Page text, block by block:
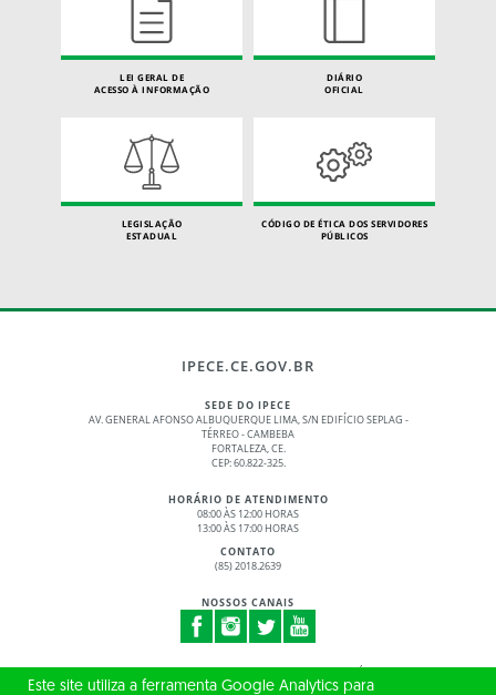
LEI GERAL DE
ACESSO À INFORMAÇÃO
DIÁRIO
OFICIAL
LEGISLAÇÃO
ESTADUAL
CÓDIGO DE ÉTICA DOS SERVIDORES
PÚBLICOS
IPECE.CE.GOV.BR
SEDE DO IPECE
AV. GENERAL AFONSO ALBUQUERQUE LIMA, S/N EDIFÍCIO SEPLAG -
TÉRREO - CAMBEBA
FORTALEZA, CE.
CEP: 60.822-325.
HORÁRIO DE ATENDIMENTO
08:00 ÀS 12:00 HORAS
13:00 ÀS 17:00 HORAS
CONTATO
(85) 2018.2639
NOSSOS CANAIS
© 2017 - 2026 – GOVERNO DO ESTADO DO CEARÁ
TODOS OS DIREITOS RESERVADOS
Este site utiliza a ferramenta Google Analytics para